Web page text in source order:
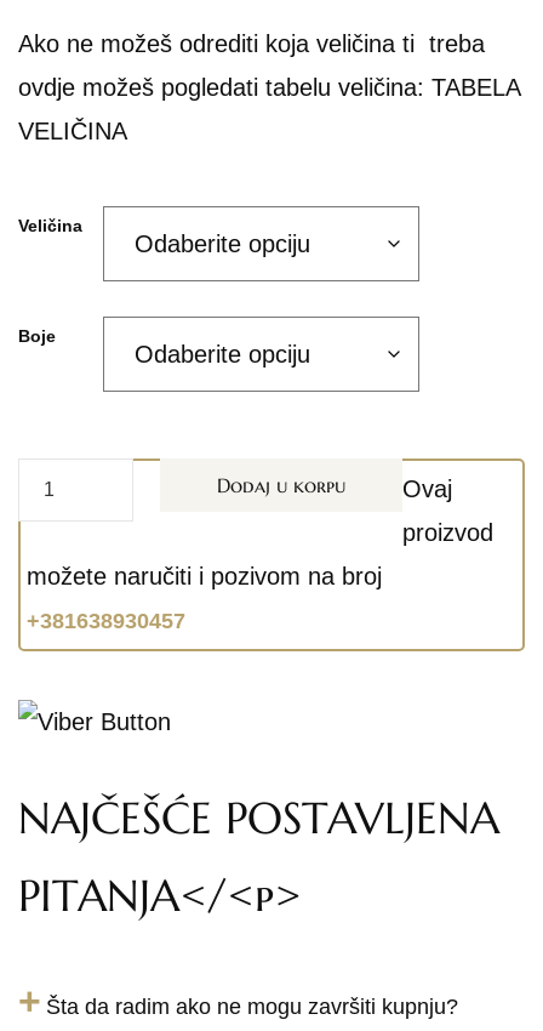
Ako ne možeš odrediti koja veličina ti treba
ovdje možeš pogledati tabelu veličina: TABELA
VELIČINA
Veličina
Boje
Dodaj u korpu
Ovaj
proizvod
možete naručiti i pozivom na broj
+381638930457
NAJČEŠĆE POSTAVLJENA
PITANJA</<p>
+ Šta da radim ako ne mogu završiti kupnju?